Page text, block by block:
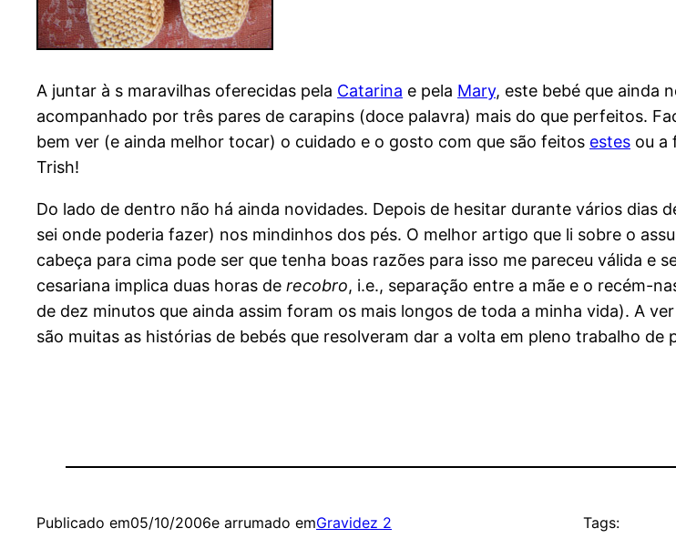
A juntar à s maravilhas oferecidas pela Catarina e pela Mary, este bebé que ainda
acompanhado por três pares de carapins (doce palavra) mais do que perfeitos.
bem ver (e ainda melhor tocar) o cuidado e o gosto com que são feitos estes ou a
Trish!
Do lado de dentro não há ainda novidades. Depois de hesitar durante vários dias
sei onde poderia fazer) nos mindinhos dos pés. O melhor artigo que li sobre o
cabeça para cima pode ser que tenha boas razões para isso me pareceu válida e
cesariana implica duas horas de recobro, i.e., separação entre a mãe e o recém-
de dez minutos que ainda assim foram os mais longos de toda a minha vida). A
são muitas as histórias de bebés que resolveram dar a volta em pleno trabalho de
Publicado em05/10/2006e arrumado emGravidez 2 Tags: